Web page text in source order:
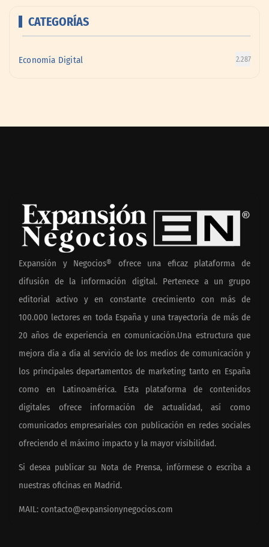
CATEGORÍAS
Economía Digital 2.287
Expansión y Negocios® ofrece una eficaz plataforma de
difusión de la información digital. Pertenece a un grupo
editorial activo y en constante crecimiento con más de
100.000 lectores en toda España y una trayectoria de más de
20 años de experiencia en comunicación.Una estructura que
mejora día a día al servicio de los medios de comunicación y
los principales departamentos de marketing tanto en España
como en Latinoamérica. Esta plataforma de contenidos
digitales ofrece información de actualidad, así como
comunicados empresariales con publicación en redes sociales
ofreciendo el máximo impacto y la mayor visibilidad.
Si desea publicar su Nota de Prensa, infórmese o escriba a
nuestras oficinas en Madrid.
MAIL: contacto@expansionynegocios.com